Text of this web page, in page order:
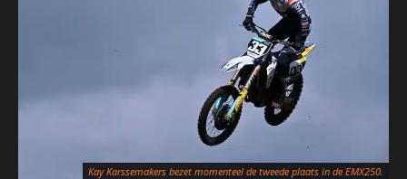
Kay Karssemakers bezet momenteel de tweede plaats in de EMX250.